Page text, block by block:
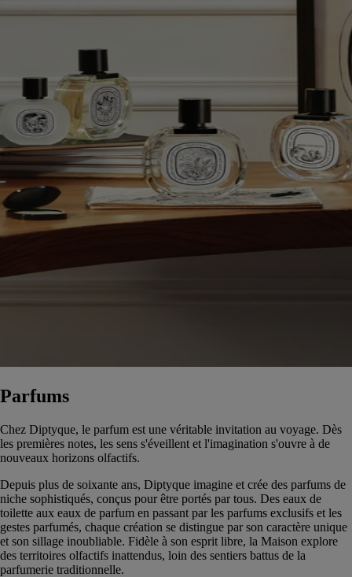
Parfums
Chez Diptyque, le parfum est une véritable invitation au voyage. Dès
les premières notes, les sens s'éveillent et l'imagination s'ouvre à de
nouveaux horizons olfactifs.
Depuis plus de soixante ans, Diptyque imagine et crée des parfums de
niche sophistiqués, conçus pour être portés par tous. Des eaux de
toilette aux eaux de parfum en passant par les parfums exclusifs et les
gestes parfumés, chaque création se distingue par son caractère unique
et son sillage inoubliable. Fidèle à son esprit libre, la Maison explore
des territoires olfactifs inattendus, loin des sentiers battus de la
parfumerie traditionnelle.